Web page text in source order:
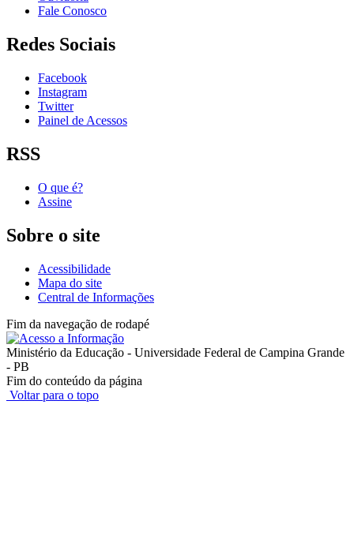
Fale Conosco
Redes Sociais
Facebook
Instagram
Twitter
Painel de Acessos
RSS
O que é?
Assine
Sobre o site
Acessibilidade
Mapa do site
Central de Informações
Fim da navegação de rodapé
Ministério da Educação - Universidade Federal de Campina Grande
- PB
Fim do conteúdo da página
Voltar para o topo